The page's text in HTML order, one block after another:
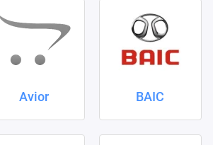
Avior BAIC